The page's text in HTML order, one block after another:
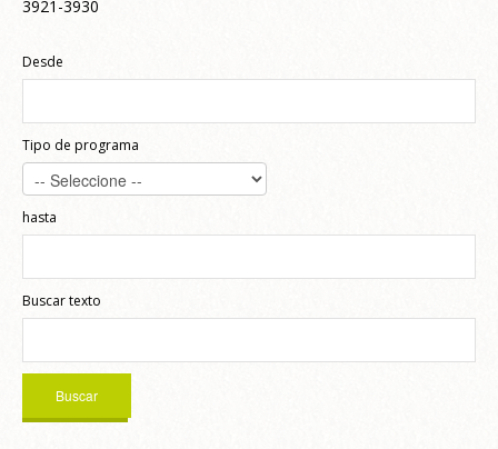
3921-3930
Desde
Tipo de programa
hasta
Buscar texto